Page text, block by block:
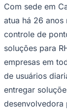
Com sede em
atua há 26 anos
controle de
soluções para
empresas em
de usuários
entregar
desenvolvedora